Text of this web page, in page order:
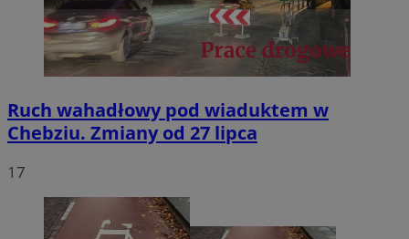
Ruch wahadłowy pod wiaduktem w
Chebziu. Zmiany od 27 lipca
17